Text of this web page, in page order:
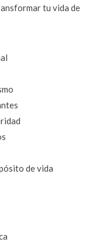
tu vida de
de vida